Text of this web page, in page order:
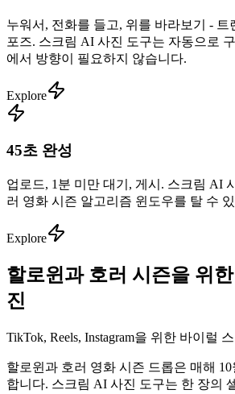
누워서, 전화를 들고, 위를 바라보기 - 트
포즈. 스크림 AI 사진 도구는 자동으로
에서 방향이 필요하지 않습니다.
Explore
45초 완성
업로드, 1분 미만 대기, 게시. 스크림 AI
러 영화 시즌 알고리즘 윈도우를 탈 수
Explore
할로윈과 호러 시즌을 위
진
TikTok, Reels, Instagram을 위한 바이럴
할로윈과 호러 영화 시즌 드롭은 매해
합니다. 스크림 AI 사진 도구는 한 장의